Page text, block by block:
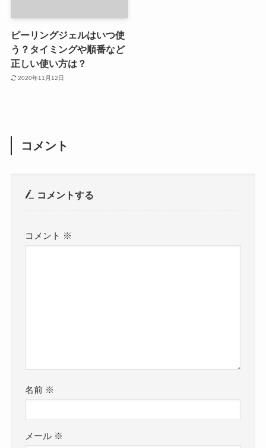
ピーリングジェルはいつ使
う？タイミングや順番など
正しい使い方は？
2020年11月12日
コメント
コメントする
コメント ※
名前 ※
メール ※